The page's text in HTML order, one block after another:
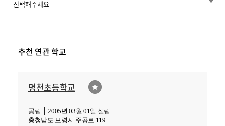
추천 연관 학교
명천초등학교
공립 │ 2005년 03월 01일 설립
충청남도 보령시 주공로 119